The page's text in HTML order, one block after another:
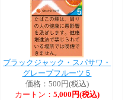
ブラックジャック・スパサワ・
グレープフルーツ５
価格：500円(税込)
カートン： 5,000円(税込)